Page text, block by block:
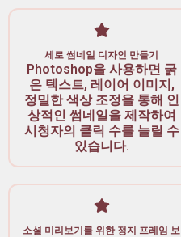
세로 썸네일 디자인 만들기
Photoshop을 사용하면 굵
은 텍스트, 레이어 이미지,
정밀한 색상 조정을 통해 인
상적인 썸네일을 제작하여
시청자의 클릭 수를 늘릴 수
있습니다.
소셜 미리보기를 위한 정지 프레임 보